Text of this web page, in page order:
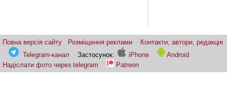
Повна версія сайту Розміщення реклами
Контакти, автори, редакція
Telegram-канал
Застосунок: iPhone
Android
Надіслати фото через telegram
Patreon